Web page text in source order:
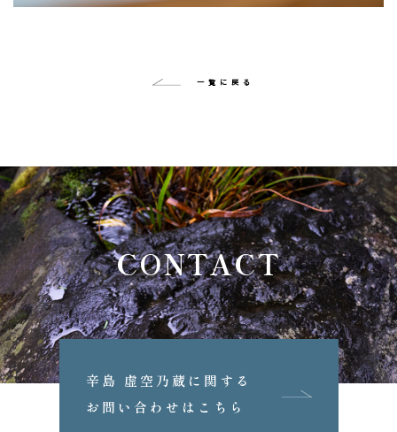
一覧に戻る
CONTACT
辛島 虚空乃蔵に関する
お問い合わせはこちら